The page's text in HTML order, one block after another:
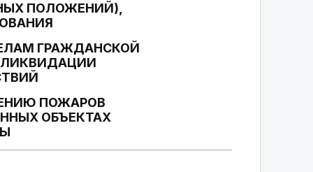
ПОЛОЖЕНИЙ),
ГРАЖДАНСКОЙ
ПОЖАРОВ
ОБЪЕКТАХ